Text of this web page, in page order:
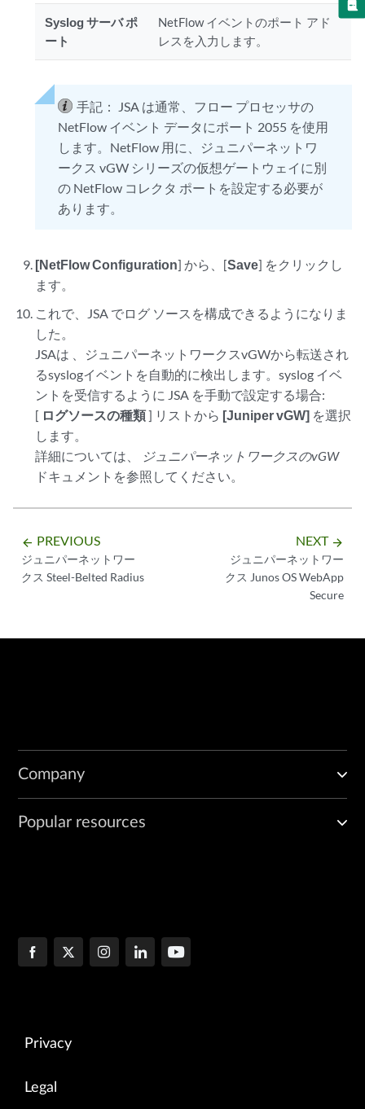
Syslog サーバ ポ
ート
NetFlow イベントのポート アド
レスを入力します。
手記： JSA は通常、フロー プロセッサの
NetFlow イベント データにポート 2055 を使用
します。NetFlow 用に、ジュニパーネットワ
ークス vGW シリーズの仮想ゲートウェイに別
の NetFlow コレクタ ポートを設定する必要が
あります。
[NetFlow Configuration] から、[Save] をクリックし
ます。
これで、JSA でログ ソースを構成できるようになりま
した。
JSAは 、ジュニパーネットワークスvGWから転送され
るsyslogイベントを自動的に検出します。syslog イベ
ントを受信するように JSA を手動で設定する場合:
[ ログソースの種類] リストから [Juniper vGW] を選択
します。
詳細については、
ジュニパーネットワークスのvGW
ドキュメントを参照してください。
arrow_backward PREVIOUS
ジュニパーネットワー
クス Steel-Belted Radius
NEXT arrow_forward
ジュニパーネットワー
クス Junos OS WebApp
Secure
Company
Popular resources
Privacy
Legal